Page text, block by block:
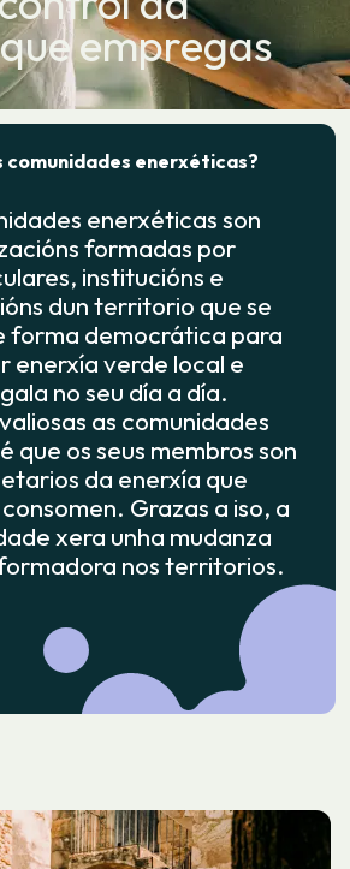
empregas
comunidades enerxéticas?
enerxéticas son
formadas por
institucións e
dun territorio que se
forma democrática para
enerxía verde local e
no seu día a día.
as comunidades
que os seus membros son
da enerxía que
Grazas a iso, a
xera unha mudanza
nos territorios.